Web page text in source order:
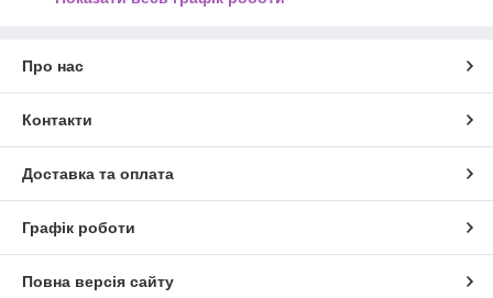
Про нас
Контакти
Доставка та оплата
Графік роботи
Повна версія сайту